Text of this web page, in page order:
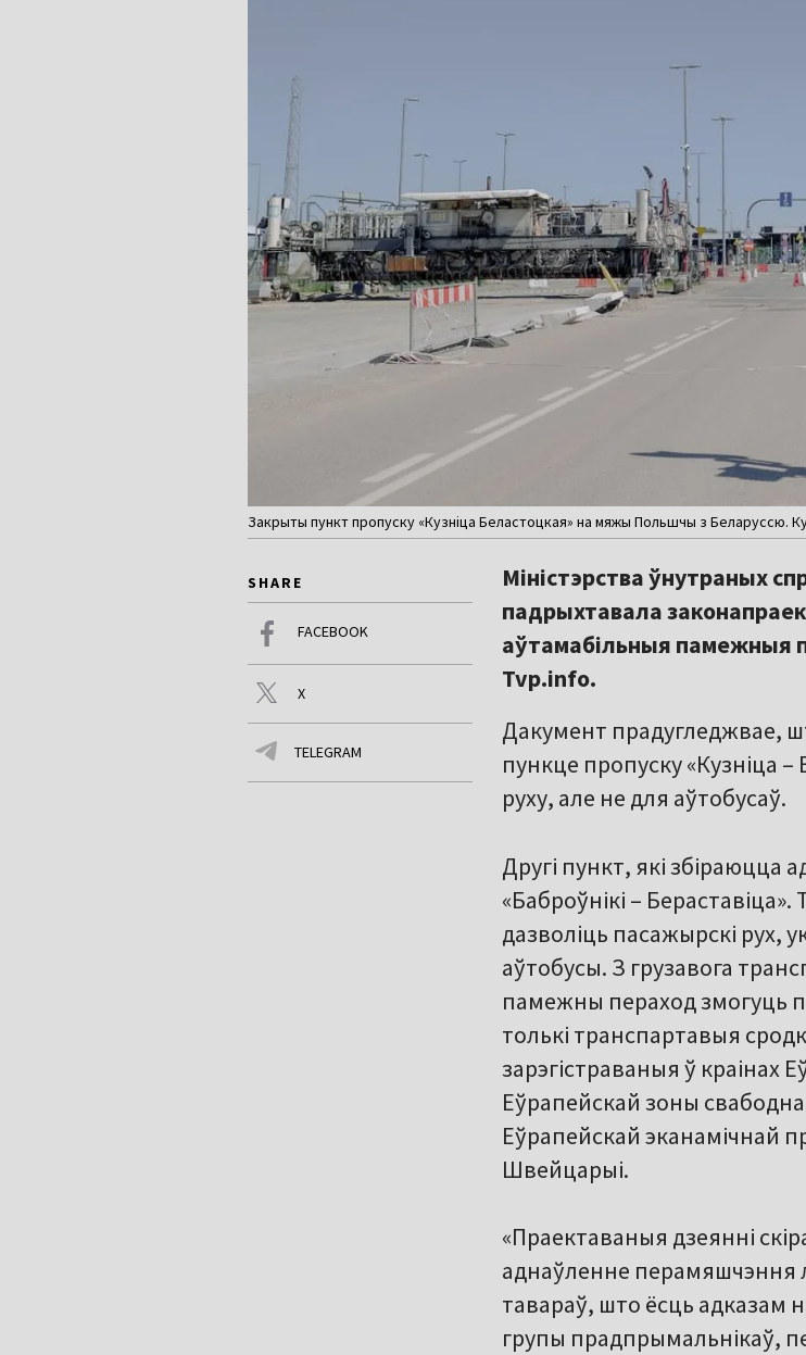
Закрыты пункт пропуску «Кузніца Беластоцкая» на мяжы Польшчы з Беларуссю.
SHARE
FACEBOOK
X
TELEGRAM
Міністэрства ўнутраных
падрыхтавала
аўтамабільныя памежныя
Tvp.info.
Дакумент прадугледжвае,
пункце пропуску «Кузніца
руху, але не для аўтобусаў.
Другі пункт, які збіраюцца
«Баброўнікі –
дазволіць пасажырскі рух,
аўтобусы. З грузавога
памежны пераход змогуць
толькі транспартавыя
зарэгістраваныя ў краінах
Еўрапейскай зоны
Еўрапейскай эканамічнай
Швейцарыі.
«Праектаваныя дзеянні
аднаўленне перамяшчэння
тавараў, што ёсць адказам
групы прадпрымальнікаў,